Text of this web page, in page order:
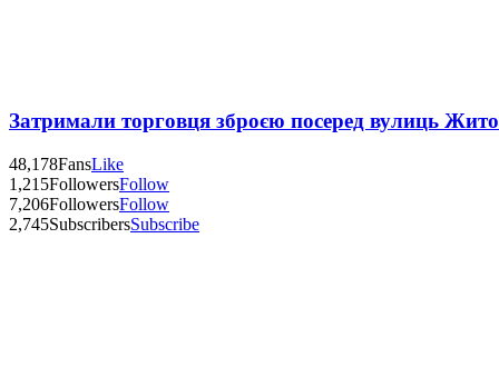
Затримали торговця зброєю посеред вулиць
48,178FansLike
1,215FollowersFollow
7,206FollowersFollow
2,745SubscribersSubscribe